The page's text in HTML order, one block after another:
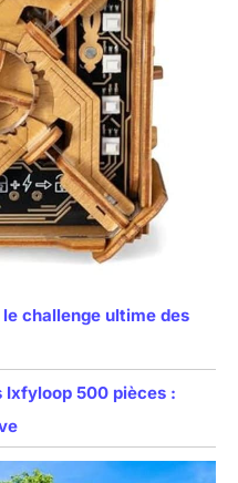
challenge ultime des
Ixfyloop 500 pièces :